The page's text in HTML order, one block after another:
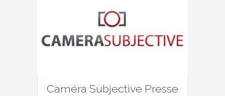
Caméra Subjective Presse